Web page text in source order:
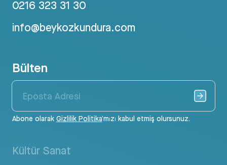
0216 323 31 30
info@beykozkundura.com
Bülten
Abone olarak Gizlilik Politika’mızı kabul etmiş olursunuz.
Kültür Sanat